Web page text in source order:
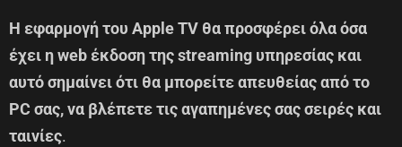
H εφαρμογή του Apple TV θα προσφέρει όλα όσα
έχει η web έκδοση της streaming υπηρεσίας και
αυτό σημαίνει ότι θα μπορείτε απευθείας από το
PC σας, να βλέπετε τις αγαπημένες σας σειρές και
ταινίες.